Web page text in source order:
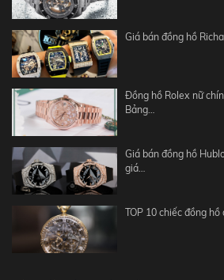
Giá bán đồng hồ
Đồng hồ Rolex nữ
Bảng…
Giá bán đồng hồ
giá…
TOP 10 chiếc đồng hồ